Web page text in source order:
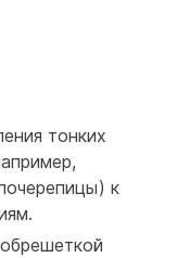
тонких
к